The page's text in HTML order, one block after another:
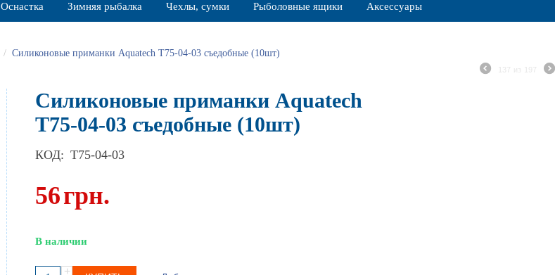
Оснастка Зимняя рыбалка Чехлы, сумки Рыболовные ящики Аксессуары
/ Силиконовые приманки Aquatech Т75-04-03 съедобные (10шт)
137
Силиконовые приманки Aquatech
Т75-04-03 съедобные (10шт)
КОД: T75-04-03
56грн.
В наличии
+